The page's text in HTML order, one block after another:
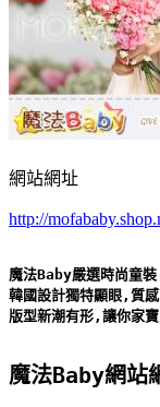
網站網址
http://
魔法Baby嚴選時尚童裝
韓國設計獨特顯眼,質
版型新潮有形,讓你家
魔法Baby網站